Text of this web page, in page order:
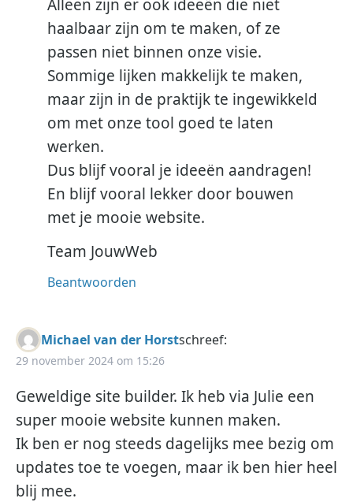
Alleen zijn er ook ideeën die niet
haalbaar zijn om te maken, of ze
passen niet binnen onze visie.
Sommige lijken makkelijk te maken,
maar zijn in de praktijk te ingewikkeld
om met onze tool goed te laten
werken.
Dus blijf vooral je ideeën aandragen!
En blijf vooral lekker door bouwen
met je mooie website.
Team JouwWeb
Beantwoorden
Michael van der Horstschreef:
29 november 2024 om 15:26
Geweldige site builder. Ik heb via Julie een
super mooie website kunnen maken.
Ik ben er nog steeds dagelijks mee bezig om
updates toe te voegen, maar ik ben hier heel
blij mee.